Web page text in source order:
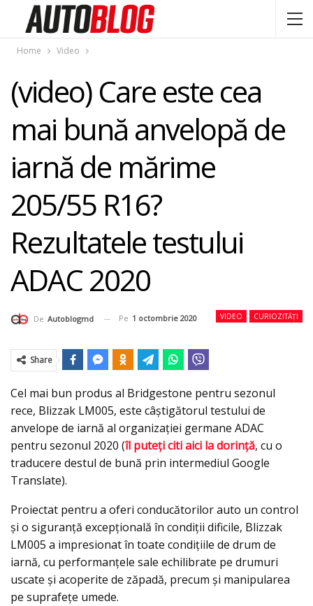
Home Video
(video) Care este cea
mai bună anvelopă de
iarnă de mărime
205/55 R16?
Rezultatele testului
ADAC 2020
VIDEO CURIOZITĂȚI
De Autoblogmd Pe 1 octombrie 2020
Share
Cel mai bun produs al Bridgestone pentru sezonul
rece, Blizzak LM005, este câștigătorul testului de
anvelope de iarnă al organizației germane ADAC
pentru sezonul 2020 (îl puteţi citi aici la dorinţă, cu o
traducere destul de bună prin intermediul Google
Translate).
Proiectat pentru a oferi conducătorilor auto un control
și o siguranță excepțională în condiții dificile, Blizzak
LM005 a impresionat în toate condițiile de drum de
iarnă, cu performanțele sale echilibrate pe drumuri
uscate și acoperite de zăpadă, precum și manipularea
pe suprafeţe umede.